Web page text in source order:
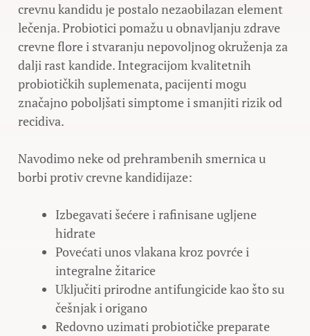
crevnu kandidu je postalo nezaobilazan element
lečenja. Probiotici pomažu u obnavljanju zdrave
crevne flore i stvaranju nepovoljnog okruženja za
dalji rast kandide. Integracijom kvalitetnih
probiotičkih suplemenata, pacijenti mogu
značajno poboljšati simptome i smanjiti rizik od
recidiva.
Navodimo neke od prehrambenih smernica u
borbi protiv crevne kandidijaze:
Izbegavati šećere i rafinisane ugljene
hidrate
Povećati unos vlakana kroz povrće i
integralne žitarice
Uključiti prirodne antifungicide kao što su
češnjak i origano
Redovno uzimati probiotičke preparate